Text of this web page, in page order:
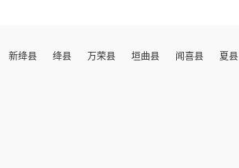
新绛县 绛县 万荣县 垣曲县 闻喜县 夏县